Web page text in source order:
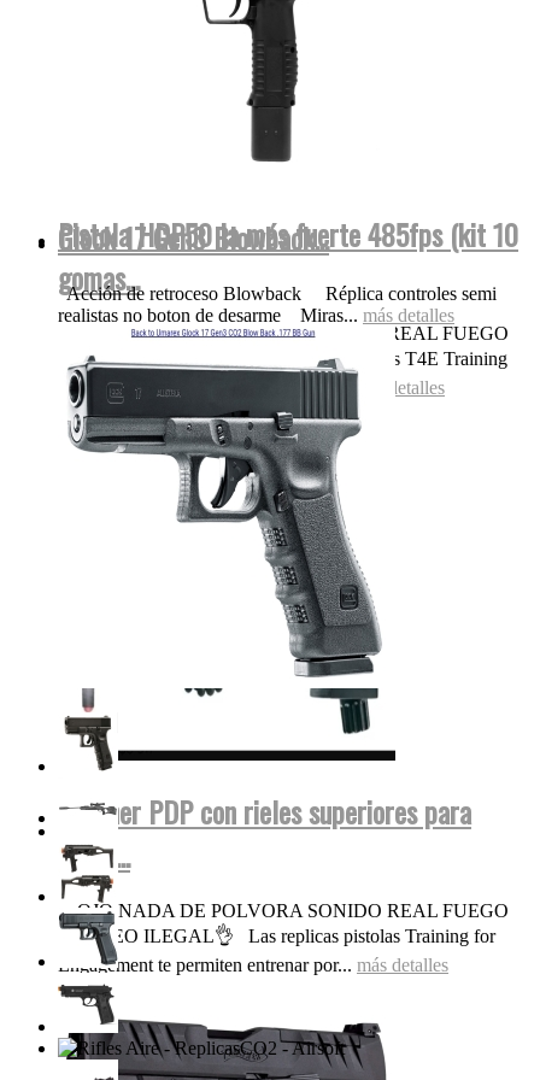
Pistola HDP50 la más fuerte 485fps (kit 10
gomas...
OJO NADA DE POLVORA SONIDO REAL FUEGO
FOGUEO ILEGAL👌 Las replicas pistolas T4E Training
for Engagement te permiten entrenar...
más detalles
Walther PDP con rieles superiores para
miras...
OJO NADA DE POLVORA SONIDO REAL FUEGO
FOGUEO ILEGAL👌 Las replicas pistolas Training for
Engagement te permiten entrenar por... más detalles
Glock 17 Gen3 Blowback...
Acción de retroceso Blowback Réplica controles semi
realistas no boton de desarme Miras... más detalles